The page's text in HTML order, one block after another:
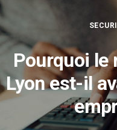
Pourquoi le
Lyon est-il